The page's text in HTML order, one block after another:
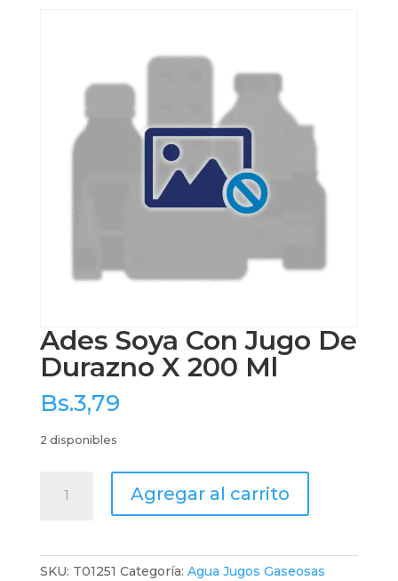
Ades Soya Con Jugo De
Durazno X 200 Ml
Bs.3,79
2 disponibles
Soya
Agregar al carrito
SKU: T01251 Categoría: Agua Jugos Gaseosas